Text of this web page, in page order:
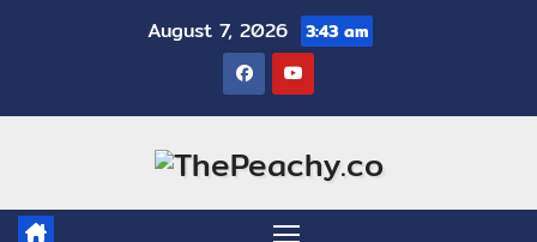
August 7, 2026 3:43 am